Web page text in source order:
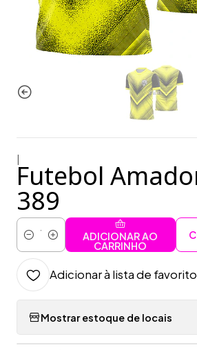
Futebol
389
Quantidade
ADICIONAR AO
CARRINHO
Adicionar à lista de
Mostrar estoque de locais